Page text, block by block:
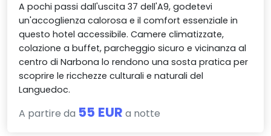
A pochi passi dall'uscita 37 dell'A9, godetevi
un'accoglienza calorosa e il comfort essenziale in
questo hotel accessibile. Camere climatizzate,
colazione a buffet, parcheggio sicuro e vicinanza al
centro di Narbona lo rendono una sosta pratica per
scoprire le ricchezze culturali e naturali del
Languedoc.
A partire da 55 EUR a notte